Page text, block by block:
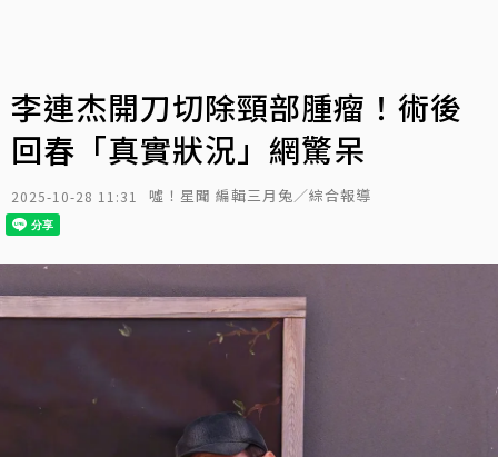
李連杰開刀切除頸部腫瘤！術後
回春「真實狀況」網驚呆
2025-10-28 11:31 噓！星聞 編輯三月兔／綜合報導